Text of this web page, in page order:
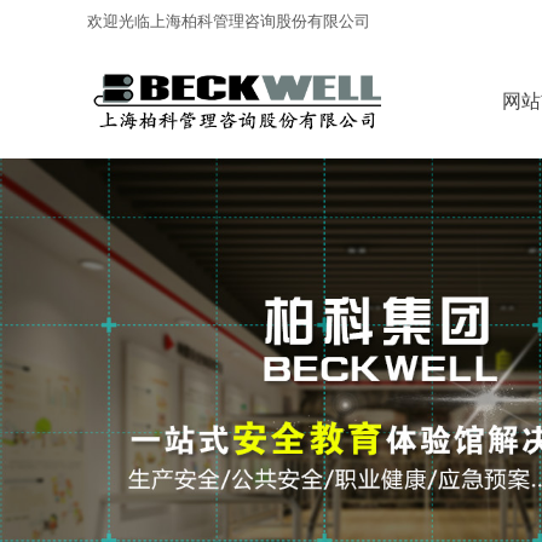
欢迎光临上海柏科管理咨询股份有限公司
网